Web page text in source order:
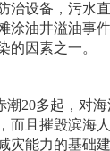
设备，污水
涂油井溢油事
的因素之一。
潮20多起，对
而且摧毁滨海
灾能力的基础